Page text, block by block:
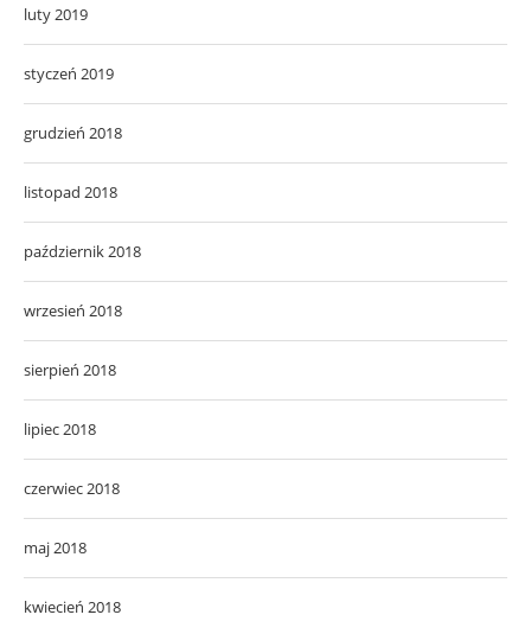
luty 2019
styczeń 2019
grudzień 2018
listopad 2018
październik 2018
wrzesień 2018
sierpień 2018
lipiec 2018
czerwiec 2018
maj 2018
kwiecień 2018